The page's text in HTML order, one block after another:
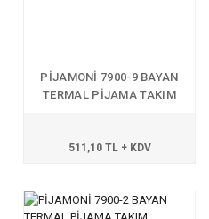
PİJAMONİ 7900-9 BAYAN
TERMAL PİJAMA TAKIM
511,10 TL + KDV